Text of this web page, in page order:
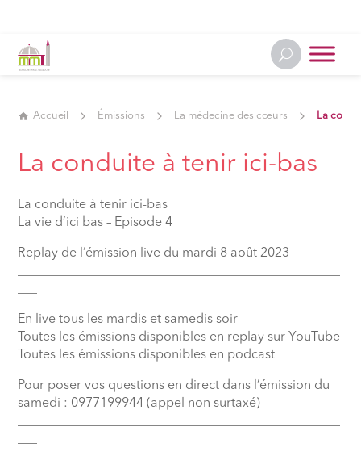
Accueil Émissions La médecine des cœurs La
La conduite à tenir ici-bas
La conduite à tenir ici-bas
La vie d’ici bas – Episode 4
Replay de l’émission live du mardi 8 août 2023
En live tous les mardis et samedis soir
Toutes les émissions disponibles en replay sur YouTube
Toutes les émissions disponibles en podcast
Pour poser vos questions en direct dans l’émission du
samedi : 0977199944 (appel non surtaxé)